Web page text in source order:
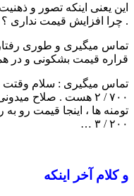
این یعنی اینکه تصور و
. چرا افزایش قیمت نداری ؟
تماس میگیری و طوری رفتار
قراره قیمت بشکونی و در
تماس میگیری : سلام وقتت
تومنه ها ، اینجا قیمت رو
۲۰۰ / ۳ …
و کلام آخر اینکه